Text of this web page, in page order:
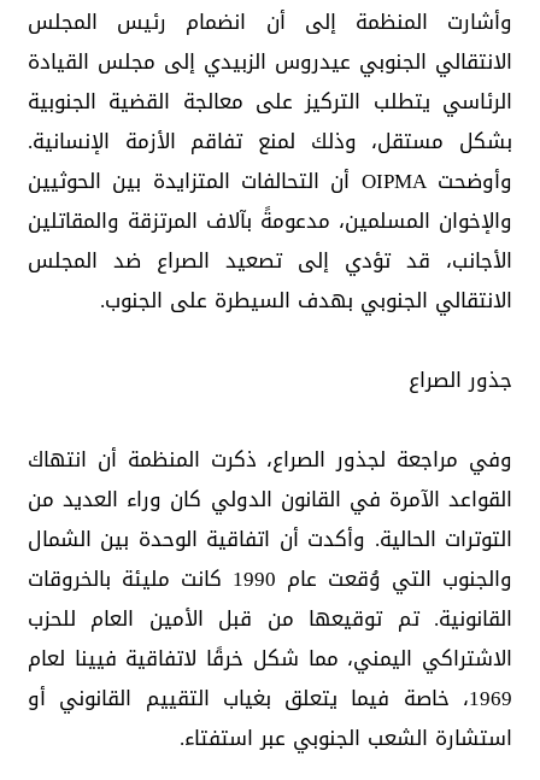
وأشارت المنظمة إلى أن انضمام رئيس المجلس
الانتقالي الجنوبي عيدروس الزبيدي إلى مجلس القيادة
الرئاسي يتطلب التركيز على معالجة القضية الجنوبية
بشكل مستقل، وذلك لمنع تفاقم الأزمة الإنسانية.
وأوضحت OIPMA أن التحالفات المتزايدة بين الحوثيين
والإخوان المسلمين، مدعومةً بآلاف المرتزقة والمقاتلين
الأجانب، قد تؤدي إلى تصعيد الصراع ضد المجلس
الانتقالي الجنوبي بهدف السيطرة على الجنوب.
جذور الصراع
وفي مراجعة لجذور الصراع، ذكرت المنظمة أن انتهاك
القواعد الآمرة في القانون الدولي كان وراء العديد من
التوترات الحالية. وأكدت أن اتفاقية الوحدة بين الشمال
والجنوب التي وُقعت عام 1990 كانت مليئة بالخروقات
القانونية. تم توقيعها من قبل الأمين العام للحزب
الاشتراكي اليمني، مما شكل خرقًا لاتفاقية فيينا لعام
1969، خاصة فيما يتعلق بغياب التقييم القانوني أو
استشارة الشعب الجنوبي عبر استفتاء.